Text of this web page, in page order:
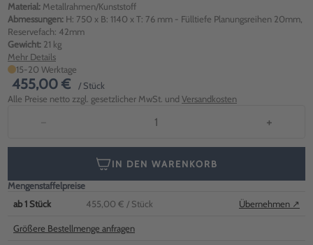
Material: Metallrahmen/Kunststoff
Abmessungen: H: 750 x B: 1140 x T: 76 mm - Fülltiefe Planungsreihen 20mm,
Reservefach: 42mm
Gewicht: 21 kg
Mehr Details
15-20 Werktage
455,00 €
/ Stück
Alle Preise netto zzgl. gesetzlicher MwSt. und Versandkosten
− +
IN DEN WARENKORB
Mengenstaffelpreise
ab1 Stück 455,00 € / Stück Übernehmen ↗
Größere Bestellmenge anfragen